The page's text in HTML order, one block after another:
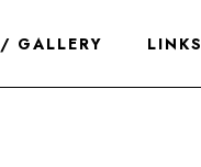
GALLERY LINKS